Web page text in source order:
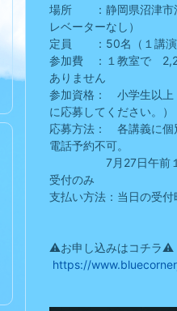
場所 ：静岡県沼津市
レベーターなし）
定員 ：50名（１講演
参加費 ：１教室で
ありません
参加資格： 小学生以上
に応募してください。）
応募方法： 各講義に個
電話予約不可。
7月27日午前１０
受付のみ
支払い方法：当日の受
⚠️お申し込みはコチラ⚠️
https://